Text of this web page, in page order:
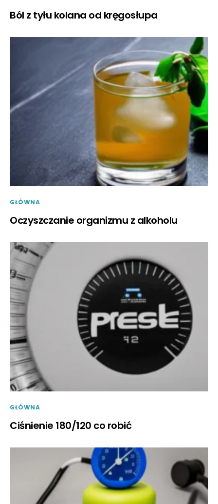
Ból z tyłu kolana od kręgosłupa
GŁÓWNA
Oczyszczanie organizmu z alkoholu
GŁÓWNA
Ciśnienie 180/120 co robić